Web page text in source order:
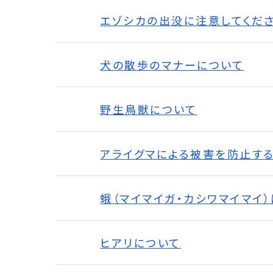
エゾシカの出没に注意してくだ
犬の散歩のマナーについて
野生鳥獣について
アライグマによる被害を防止す
蛾（マイマイガ・カシワマイマイ
ヒアリについて